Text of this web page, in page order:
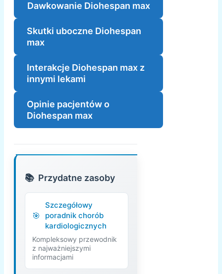
Dawkowanie Diohespan max
Skutki uboczne Diohespan
max
Interakcje Diohespan max z
innymi lekami
Opinie pacjentów o
Diohespan max
Przydatne zasoby
Szczegółowy
poradnik chorób
kardiologicznych
Kompleksowy przewodnik
z najważniejszymi
informacjami